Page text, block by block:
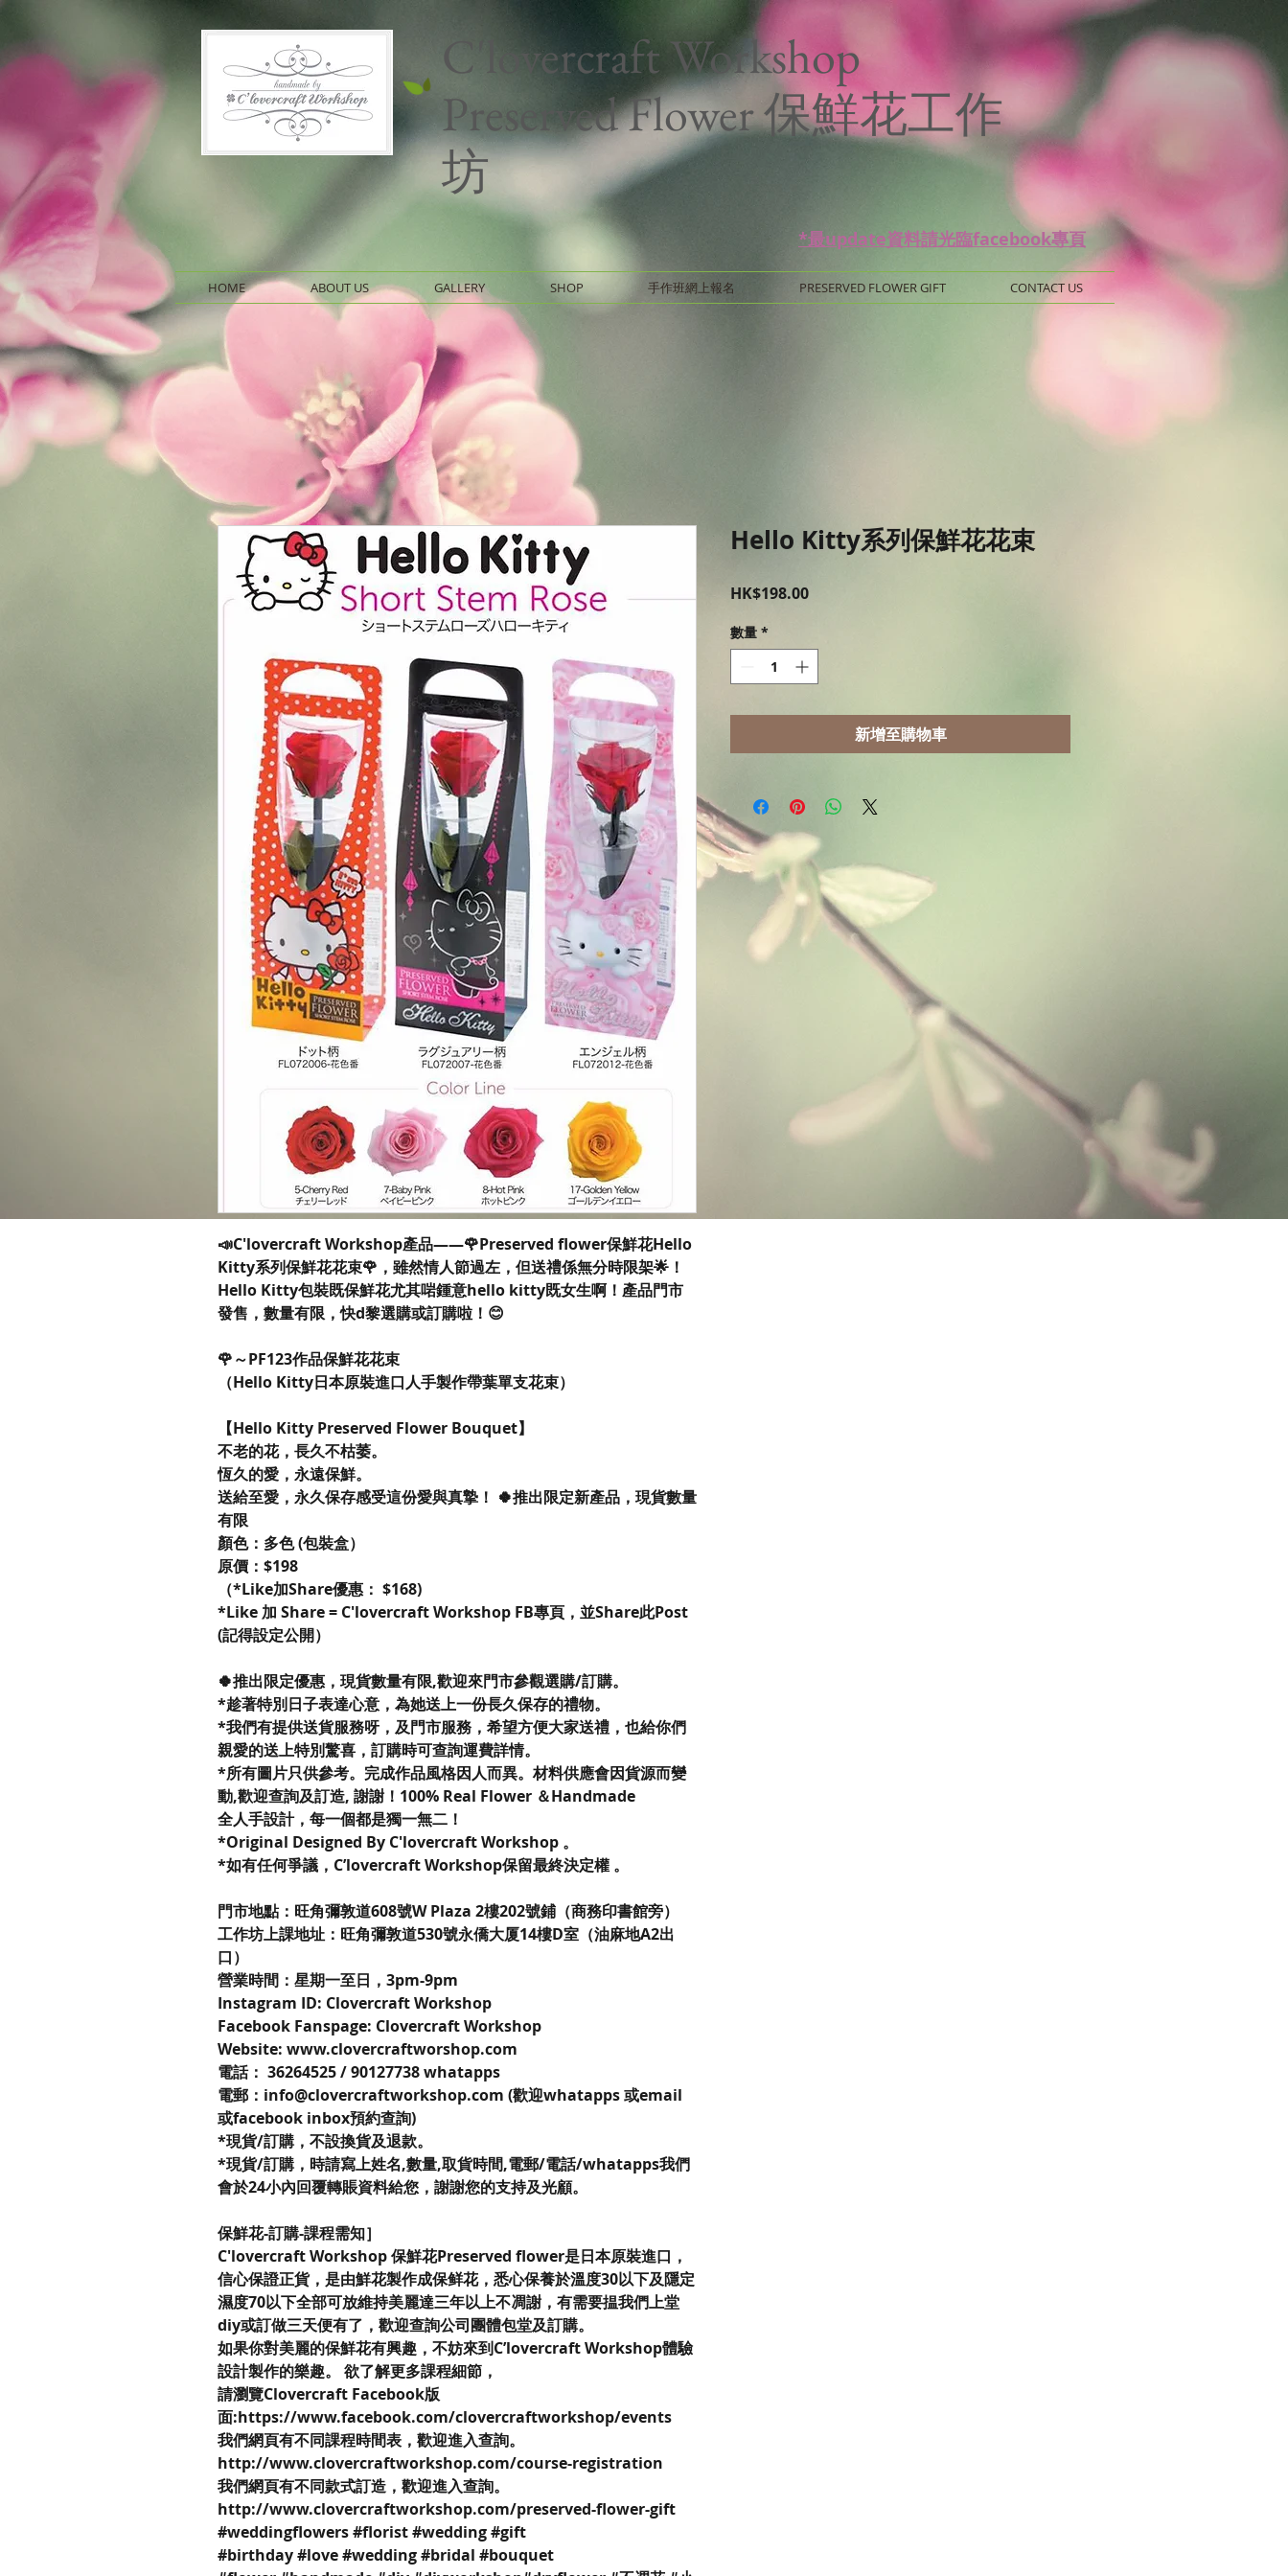
C'lovercraft Workshop
Preserved Flower 保鮮花工作
坊
*最update資料請光臨facebook專頁
HOME ABOUT US GALLERY SHOP 手作班網上報名 PRESERVED FLOWER GIFT CONTACT US
📣C'lovercraft Workshop產品——🌹Preserved flower保鮮花Hello
Kitty系列保鮮花花束🌹，雖然情人節過左，但送禮係無分時限架🌟！
Hello Kitty包裝既保鮮花尤其啱鍾意hello kitty既女生啊！產品門市
發售，數量有限，快d黎選購或訂購啦！😊
🌹～PF123作品保鮮花花束
（Hello Kitty日本原裝進口人手製作帶葉單支花束）
【Hello Kitty Preserved Flower Bouquet】
不老的花，長久不枯萎。
恆久的愛，永遠保鮮。
送給至愛，永久保存感受這份愛與真摯！ 🍀推出限定新產品，現貨數量
有限
顏色：多色 (包裝盒）
原價：$198
（*Like加Share優惠： $168)
*Like 加 Share = C'lovercraft Workshop FB專頁，並Share此Post
(記得設定公開）
🍀推出限定優惠，現貨數量有限,歡迎來門市參觀選購/訂購。
*趁著特別日子表達心意，為她送上一份長久保存的禮物。
*我們有提供送貨服務呀，及門市服務，希望方便大家送禮，也給你們
親愛的送上特別驚喜，訂購時可查詢運費詳情。
*所有圖片只供參考。完成作品風格因人而異。材料供應會因貨源而變
動,歡迎查詢及訂造, 謝謝！100% Real Flower ＆Handmade
全人手設計，每一個都是獨一無二！
*Original Designed By C'lovercraft Workshop 。
*如有任何爭議，C’lovercraft Workshop保留最終決定權 。
門市地點：旺角彌敦道608號W Plaza 2樓202號鋪（商務印書館旁）
工作坊上課地址：旺角彌敦道530號永僑大厦14樓D室（油麻地A2出
口）
營業時間：星期一至日，3pm-9pm
Instagram ID: Clovercraft Workshop
Facebook Fanspage: Clovercraft Workshop
Website: www.clovercraftworshop.com
電話： 36264525 / 90127738 whatapps
電郵：info@clovercraftworkshop.com (歡迎whatapps 或email
或facebook inbox預約查詢)
*現貨/訂購，不設換貨及退款。
*現貨/訂購，時請寫上姓名,數量,取貨時間,電郵/電話/whatapps我們
會於24小內回覆轉賬資料給您，謝謝您的支持及光顧。
保鮮花-訂購-課程需知］
C'lovercraft Workshop 保鮮花Preserved flower是日本原裝進口，
信心保證正貨，是由鮮花製作成保鲜花，悉心保養於溫度30以下及隱定
濕度70以下全部可放維持美麗達三年以上不凋謝，有需要揾我們上堂
diy或訂做三天便有了，歡迎查詢公司團體包堂及訂購。
如果你對美麗的保鮮花有興趣，不妨來到C’lovercraft Workshop體驗
設計製作的樂趣。 欲了解更多課程細節，
請瀏覽Clovercraft Facebook版
面:https://www.facebook.com/clovercraftworkshop/events
我們網頁有不同課程時間表，歡迎進入查詢。
http://www.clovercraftworkshop.com/course-registration
我們網頁有不同款式訂造，歡迎進入查詢。
http://www.clovercraftworkshop.com/preserved-flower-gift
#weddingflowers #florist #wedding #gift
#birthday #love #wedding #bridal #bouquet
Hello Kitty系列保鮮花花束
HK$198.00價
數量 *
新增至購物車